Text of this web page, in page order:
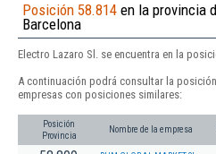
Posición 58.814 en la provincia
Barcelona
Electro Lazaro Sl. se encuentra en la
A continuación podrá consultar la
empresas con posiciones similares:
Posición
Provincia
Nombre de la empresa